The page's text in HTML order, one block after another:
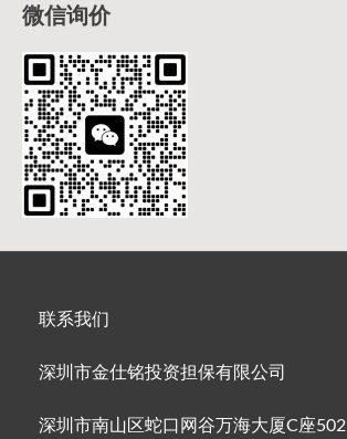
微信询价
联系我们
深圳市金仕铭投资担保有限公司
深圳市南山区蛇口网谷万海大厦C座502